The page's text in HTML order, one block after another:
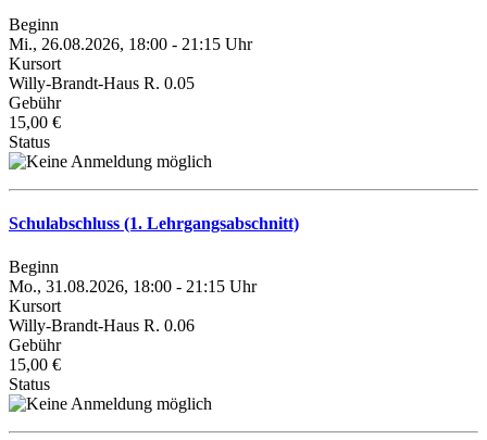
Beginn
Mi., 26.08.2026, 18:00 - 21:15 Uhr
Kursort
Willy-Brandt-Haus R. 0.05
Gebühr
15,00 €
Status
Schulabschluss (1. Lehrgangsabschnitt)
Beginn
Mo., 31.08.2026, 18:00 - 21:15 Uhr
Kursort
Willy-Brandt-Haus R. 0.06
Gebühr
15,00 €
Status